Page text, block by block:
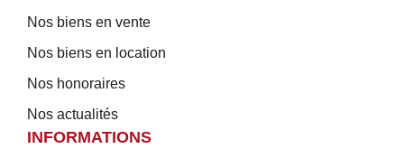
Nos biens en vente
Nos biens en location
Nos honoraires
Nos actualités
INFORMATIONS